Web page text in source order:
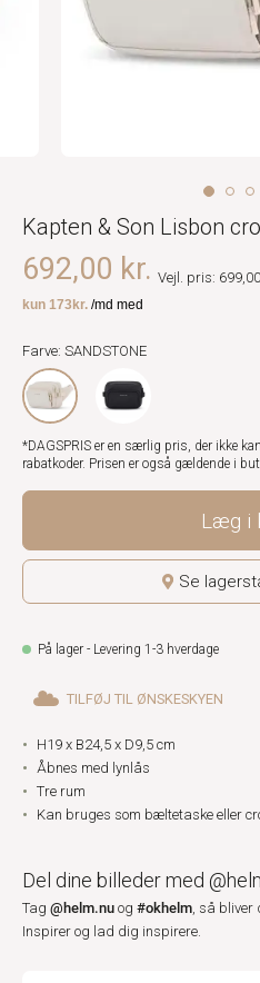
Kapten & Son Lisbon
692,00 kr. Vejl. pris:
Farve: SANDSTONE
*DAGSPRIS er en særlig pris, der ikke
rabatkoder. Prisen er også gældende i
Læg i
Se
På lager - Levering 1-3 hverdage
TILFØJ TIL ØNSKESKYEN
H19 x B24,5 x D9,5 cm
Åbnes med lynlås
Tre rum
Kan bruges som bæltetaske eller
Del dine billeder med
Tag @helm.nu og #okhelm, så bliver
Inspirer og lad dig inspirere.